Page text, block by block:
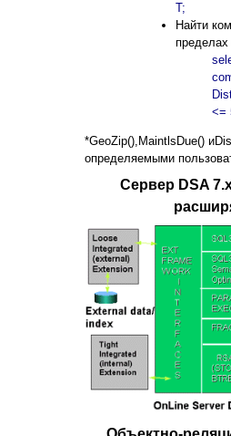
T;
Найти
пределах
<=
*GeoZip(),MaintlsDue()
определяемыми
Сервер DSA